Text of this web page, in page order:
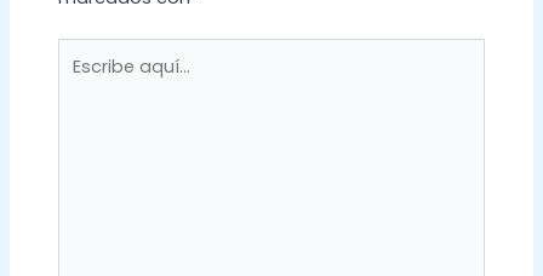
aquí...